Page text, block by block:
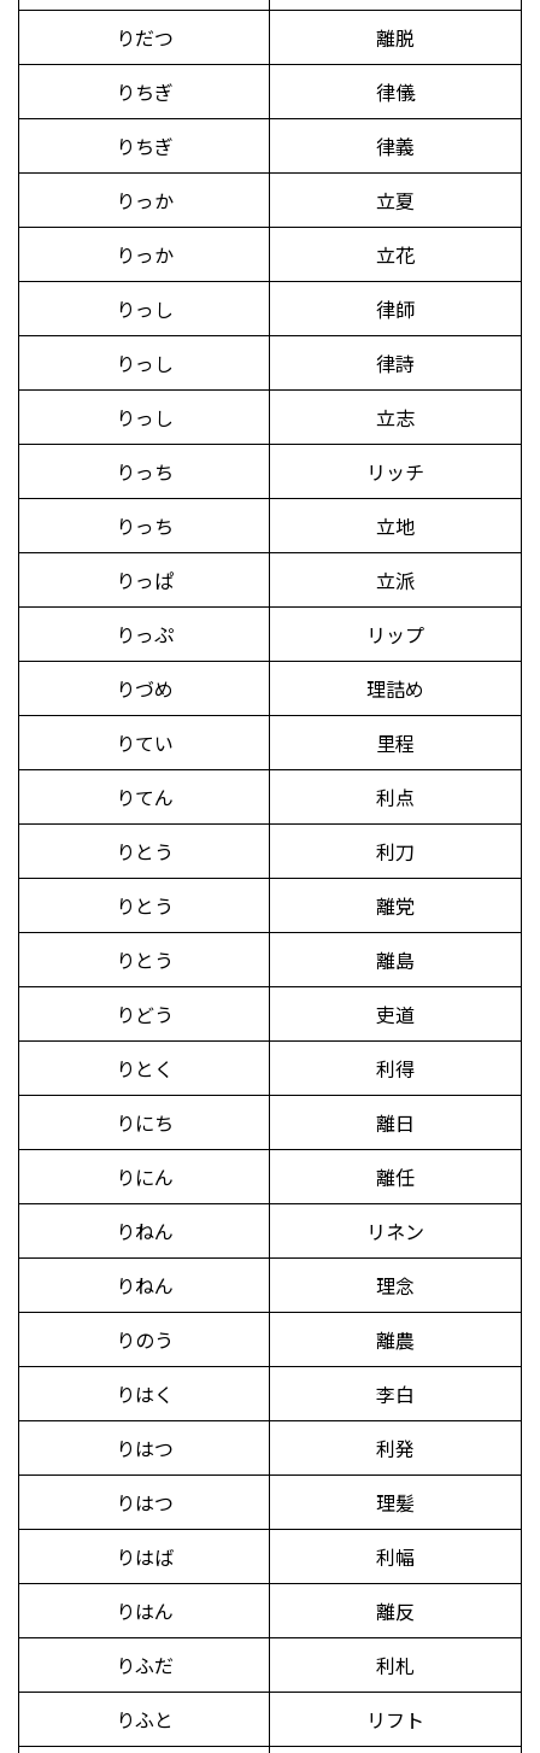
りだつ
離脱
りちぎ
律儀
りちぎ
律義
りっか
立夏
りっか
立花
りっし
律師
りっし
律詩
りっし
立志
りっち
リッチ
りっち
立地
りっぱ
立派
りっぷ
リップ
りづめ
理詰め
りてい
里程
りてん
利点
りとう
利刀
りとう
離党
りとう
離島
りどう
吏道
りとく
利得
りにち
離日
りにん
離任
りねん
リネン
りねん
理念
りのう
離農
りはく
李白
りはつ
利発
りはつ
理髪
りはば
利幅
りはん
離反
りふだ
利札
りふと
リフト